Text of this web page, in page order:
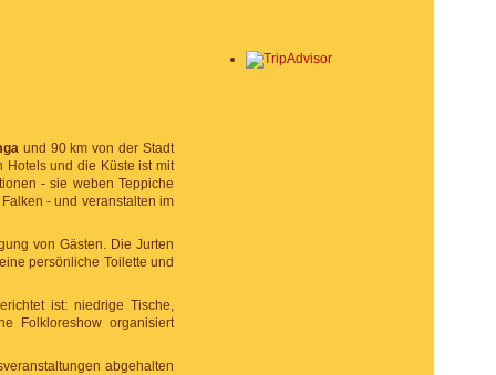
und 90 km von der Stadt
Hotels und die Küste ist mit
- sie weben Teppiche
- und veranstalten im
von Gästen. Die Jurten
persönliche Toilette und
ist: niedrige Tische,
Folkloreshow organisiert
abgehalten